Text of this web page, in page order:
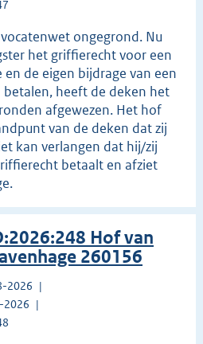
ongegrond. Nu
het griffierecht voor een
de eigen bijdrage van een
heeft de deken het
afgewezen. Het hof
van de deken dat zij
kan verlangen dat hij/zij
betaalt en afziet
Hof van
260156
2026
2026